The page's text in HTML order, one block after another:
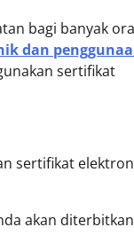
bagi banyak
dan
sertifikat
sertifikat
akan diterbitkan